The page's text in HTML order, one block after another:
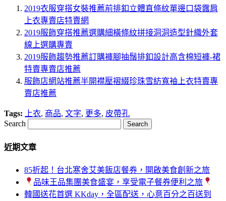
2019衣服穿搭女裝推薦前排釦立體直條紋單邊口袋露肩
上衣專賣店特賣網
2019服飾穿搭推薦選購細橫條紋拼接洞洞造型針織外套
線上選購專賣
2019服飾趨勢推薦訂購褲腳抽鬚排釦設計高含棉短褲-裙
特賣專賣店推薦
服飾店網站推薦半開襟壓褶綴珍珠雪紡寬袖上衣特賣專
賣店推薦
Tags: 上衣, 商品, 文字, 更多, 皮帶孔
Search
近期文章
85折起！台北寒舍艾美飯店餐券，開啟美食創新之旅
品味王品集團美食盛宴，享受電子餐券便利之旅
韓國送花首選 KKday，全區配送，心意百分之百送到